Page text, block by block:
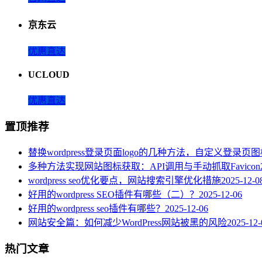
京东云
优惠直达
UCLOUD
优惠直达
置顶推荐
替换wordpress登录页面logo的几种方法，自定义登录页
多种方法实现网站图标获取：API调用与手动抓取Favicon
wordpress seo优化要点，网站搜索引擎优化措施2025-12-
好用的wordpress SEO插件有哪些（二）？ 2025-12-06
好用的wordpress seo插件有哪些？ 2025-12-06
网站安全篇：如何减少WordPress网站被黑的风险2025-
热门文章